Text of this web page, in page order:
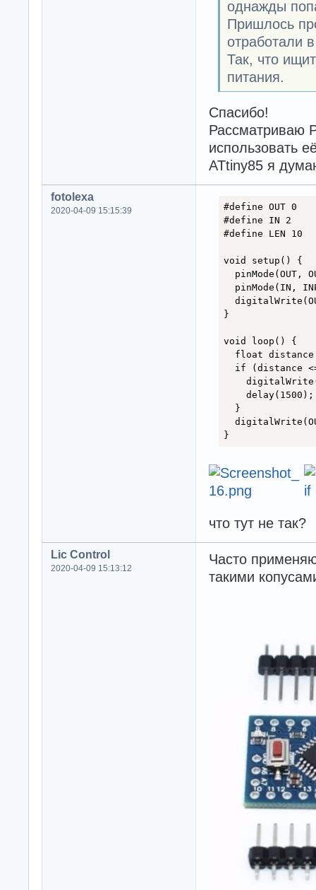
однажды
Пришлось
отработали
Так, что
питания.
Спасибо!
Рассматриваю
использовать
ATtiny85 я
fotolexa
2020-04-09 15:15:39
#define OUT 0
#define IN 2
#define LEN 10
void setup() {
pinMode(OUT,
pinMode(IN,
}
void loop() {
float
if (distance
    delay(1500);
  }
}
что тут не так?
Lic Control
2020-04-09 15:13:12
Часто
такими